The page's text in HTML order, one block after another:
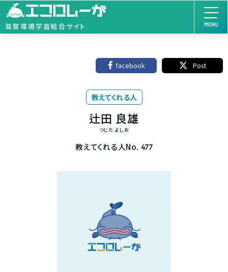
滋賀環境学習総合サイト MENU
facebook Post
教えてくれる人
辻田 良雄
つじた よしお
教えてくれる人No. 477